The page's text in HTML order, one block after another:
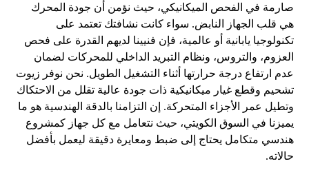
صارمة في الفحص الميكانيكي، حيث نؤمن أن جودة المحرك
هي قلب الجهاز النابض. سواء كانت نشافتك تعتمد على
تكنولوجيا يابانية أو عالمية، فإن فنيينا لديهم القدرة على فحص
العزوم، والتروس، ونظام التبريد الداخلي للمحركات لضمان
عدم ارتفاع درجة حرارتها أثناء التشغيل الطويل. نحن نوفر زيوت
تشحيم وقطع غيار ميكانيكية ذات جودة عالية تقلل من الاحتكاك
وتطيل عمر الأجزاء المتحركة. إن التزامنا بالدقة الهندسية هو ما
يميزنا في السوق الكويتي، حيث نتعامل مع كل جهاز كمشروع
هندسي متكامل يحتاج إلى ضبط ومعايرة دقيقة ليعمل بأفضل
حالاته.